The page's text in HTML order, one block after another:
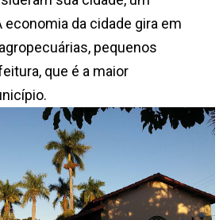
economia da cidade gira em
pequenos
que é a maior